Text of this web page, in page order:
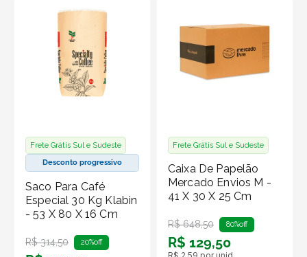
Frete Grátis Sul e Sudeste
Desconto progressivo
Saco Para Café
Especial 30 Kg Klabin
- 53 X 80 X 16 Cm
R$ 314,50 20%off
Frete Grátis Sul e Sudeste
Caixa De Papelão
Mercado Envios M -
41 X 30 X 25 Cm
R$ 648,50 80%off
R$ 129,50